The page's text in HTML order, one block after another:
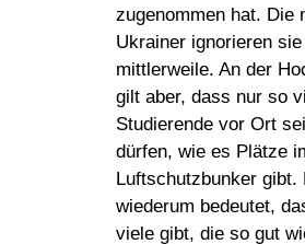
zugenommen hat. Die
Ukrainer ignorieren
mittlerweile. An der
gilt aber, dass nur so
Studierende vor Ort
dürfen, wie es Plätze
Luftschutzbunker gibt.
wiederum bedeutet,
viele gibt, die so gut